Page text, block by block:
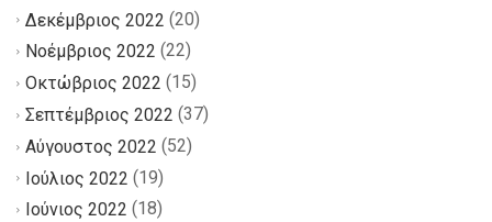
Δεκέμβριος 2022 (20)
Νοέμβριος 2022 (22)
Οκτώβριος 2022 (15)
Σεπτέμβριος 2022 (37)
Αύγουστος 2022 (52)
Ιούλιος 2022 (19)
Ιούνιος 2022 (18)